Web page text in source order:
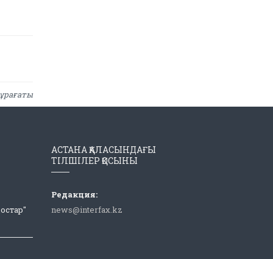
АСТАНА ҚАЛАСЫНДАҒЫ
ТІЛШІЛЕР ҚОСЫНЫ
Редакция:
news@interfax.kz